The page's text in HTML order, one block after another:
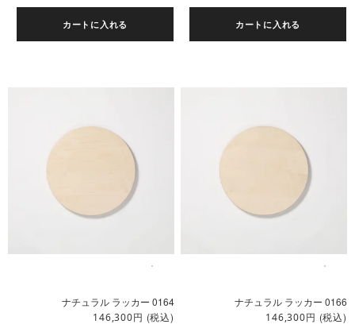
カートに入れる カートに入れる
ナチュラル ラッカー 0164
146,300円 (税込)
ナチュラル ラッカー 0166
146,300円 (税込)